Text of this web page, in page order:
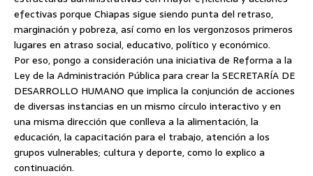
efectivas porque Chiapas sigue siendo punta del retraso,
marginación y pobreza, así como en los vergonzosos primeros
lugares en atraso social, educativo, político y económico.
Por eso, pongo a consideración una iniciativa de Reforma a la
Ley de la Administración Pública para crear la SECRETARÍA DE
DESARROLLO HUMANO que implica la conjunción de acciones
de diversas instancias en un mismo círculo interactivo y en
una misma dirección que conlleva a la alimentación, la
educación, la capacitación para el trabajo, atención a los
grupos vulnerables; cultura y deporte, como lo explico a
continuación.